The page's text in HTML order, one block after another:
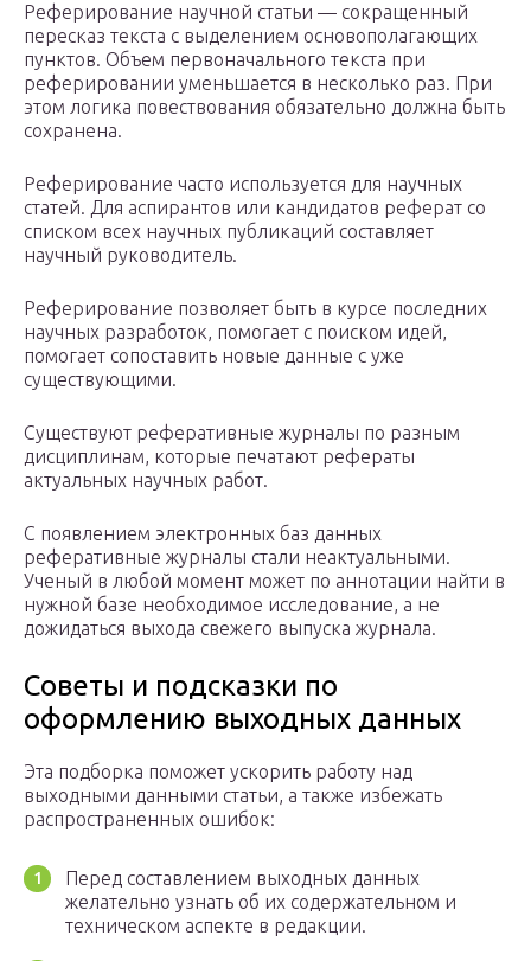
Реферирование научной статьи — сокращенный
пересказ текста с выделением основополагающих
пунктов. Объем первоначального текста при
реферировании уменьшается в несколько раз. При
этом логика повествования обязательно должна быть
сохранена.
Реферирование часто используется для научных
статей. Для аспирантов или кандидатов реферат со
списком всех научных публикаций составляет
научный руководитель.
Реферирование позволяет быть в курсе последних
научных разработок, помогает с поиском идей,
помогает сопоставить новые данные с уже
существующими.
Существуют реферативные журналы по разным
дисциплинам, которые печатают рефераты
актуальных научных работ.
С появлением электронных баз данных
реферативные журналы стали неактуальными.
Ученый в любой момент может по аннотации найти в
нужной базе необходимое исследование, а не
дожидаться выхода свежего выпуска журнала.
Советы и подсказки по
оформлению выходных данных
Эта подборка поможет ускорить работу над
выходными данными статьи, а также избежать
распространенных ошибок:
Перед составлением выходных данных
желательно узнать об их содержательном и
техническом аспекте в редакции.